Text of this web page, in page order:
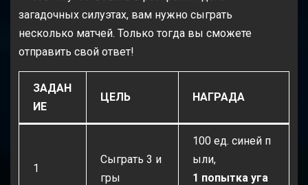
загадочных силуэтах, вам нужно сыграть
несколько матчей. Только тогда вы сможете
отправить свой ответ!
ЗАДАН
ИЕ
ЦЕЛЬ НАГРАДА
1
Сыграть 3 и
гры
100 ед. синей п
ыли,
1 попытка уга